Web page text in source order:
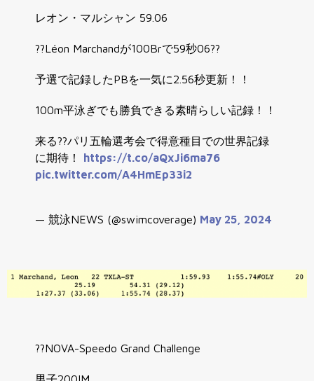
レオン・マルシャン 59.06
??Léon Marchandが100Brで59秒06??
予選で記録したPBを一気に2.56秒更新！！
100m平泳ぎでも勝負できる素晴らしい記録！！
来る??パリ五輪選考会で得意種目での世界記録
に期待！
https://t.co/aQxJi6ma76
pic.twitter.com/A4HmEp33i2
— 競泳NEWS (@swimcoverage) May 25, 2024
??NOVA-Speedo Grand Challenge